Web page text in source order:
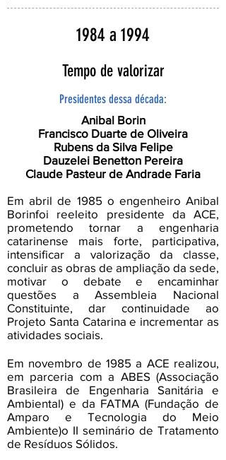
1984 a 1994
Tempo de valorizar
Presidentes dessa década:
Anibal Borin
Francisco Duarte de Oliveira
Rubens da Silva Felipe
Dauzelei Benetton Pereira
Claude Pasteur de Andrade Faria
Em abril de 1985 o engenheiro Anibal
Borinfoi reeleito presidente da ACE,
prometendo tornar a engenharia
catarinense mais forte, participativa,
intensificar a valorização da classe,
concluir as obras de ampliação da sede,
motivar o debate e encaminhar
questões a Assembleia Nacional
Constituinte, dar continuidade ao
Projeto Santa Catarina e incrementar as
atividades sociais.
Em novembro de 1985 a ACE realizou,
em parceria com a ABES (Associação
Brasileira de Engenharia Sanitária e
Ambiental) e da FATMA (Fundação de
Amparo e Tecnologia do Meio
Ambiente)o II seminário de Tratamento
de Resíduos Sólidos.